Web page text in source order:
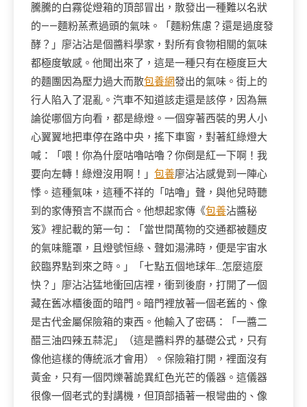
騰騰的白霧從燈箱的頂部冒出，散發出一種難以名狀
的——麵粉蒸煮過頭的氣味。「麵粉焦慮？還是過度發
酵？」廖沾沾是個醬料學家，對所有食物相關的氣味
都極度敏感。他聞出來了，這是一種只有在極度巨大
的麵團因為壓力過大而散包養網發出的氣味。街上的
行人陷入了混亂。汽車不知道該走還是該停，因為無
論從哪個方向看，都是綠燈。一個穿著西裝的男人小
心翼翼地把車停在路中央，搖下車窗，對著紅綠燈大
喊：「喂！你為什麼咕嚕咕嚕？你倒是紅一下啊！我
要向左轉！綠燈沒用啊！」 包養廖沾沾感覺到一陣心
悸。這種氣味，這種不祥的「咕嚕」聲，與他兒時聽
到的家傳預言不謀而合。他想起家傳《包養沾醬秘
笈》裡記載的第一句：「當世間萬物的交通都被麵皮
的氣味籠罩，且燈號恒綠、聲如湯沸時，便是宇宙水
餃臨界點到來之時。」「七點五個地球年…怎麼這麼
快？」廖沾沾猛地衝回店裡，衝到後廚，打開了一個
藏在舊冰櫃後面的暗門。暗門裡放著一個老舊的、像
是古代金屬保險箱的東西。他輸入了密碼：「一醬二
醋三油四辣五蒜泥」（這是醬料界的基礎公式，只有
像他這樣的傳統派才會用）。保險箱打開，裡面沒有
黃金，只有一個閃爍著詭異紅色光芒的儀器。這儀器
很像一個老式的對講機，但頂部插著一根彎曲的、像